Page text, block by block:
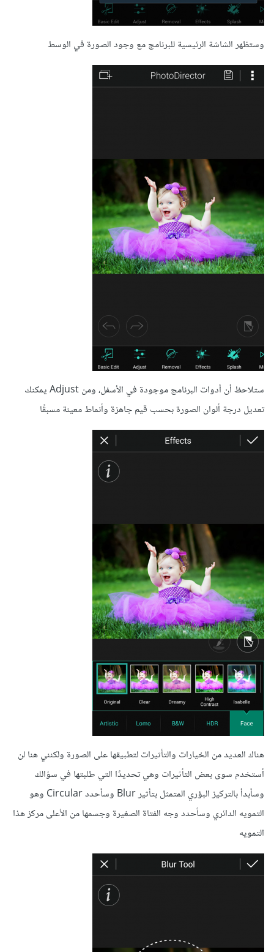
وستظهر الشاشة الرئيسية للبرنامج مع وجود الصورة في الوسط
ستلاحظ أن أدوات البرنامج موجودة في الأسفل، ومن Adjust يمكنك
تعديل درجة ألوان الصورة بحسب قيم جاهزة وأنماط معينة مسبقًا
هناك العديد من الخيارات والتأثيرات لتطبيقها على الصورة ولكنني هنا لن
أستخدم سوى بعض التأثيرات وهي تحديدًا التي طلبتها في سؤالك
وسأبدأ بالتركيز البؤري المتمثل بتأثير Blur وسأحدد Circular وهو
التمويه الدائري وسأحدد وجه الفتاة الصغيرة وجسمها من الأعلى مركز هذا
التمويه